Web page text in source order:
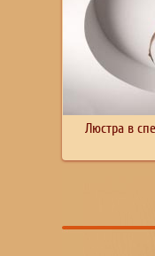
Люстра в